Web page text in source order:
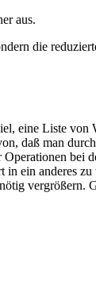
aus.
die
Liste
daß man
bei
ein anderes
vergrößern.